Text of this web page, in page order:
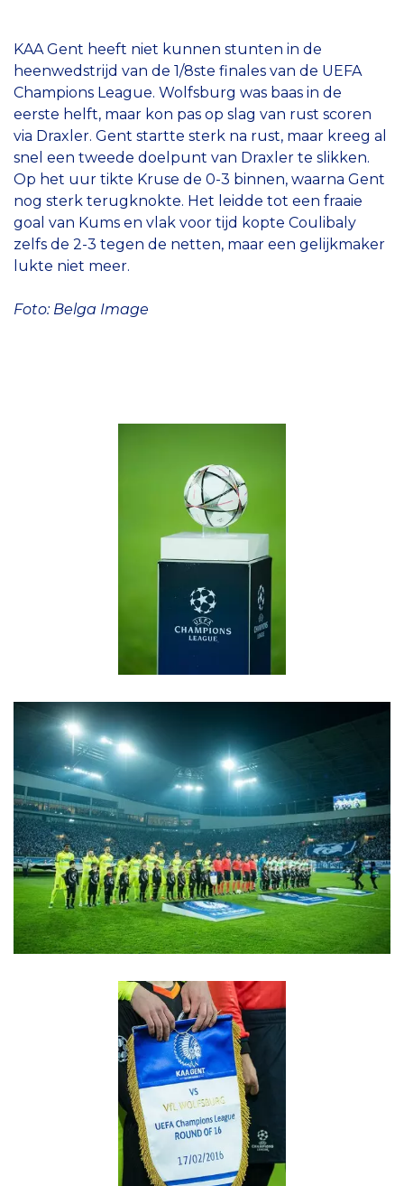
KAA Gent heeft niet kunnen stunten in de
heenwedstrijd van de 1/8ste finales van de UEFA
Champions League. Wolfsburg was baas in de
eerste helft, maar kon pas op slag van rust scoren
via Draxler. Gent startte sterk na rust, maar kreeg al
snel een tweede doelpunt van Draxler te slikken.
Op het uur tikte Kruse de 0-3 binnen, waarna Gent
nog sterk terugknokte. Het leidde tot een fraaie
goal van Kums en vlak voor tijd kopte Coulibaly
zelfs de 2-3 tegen de netten, maar een gelijkmaker
lukte niet meer.
Foto: Belga Image